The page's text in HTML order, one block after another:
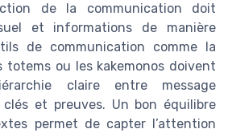
de la communication doit
et informations de manière
de communication comme la
totems ou les kakemonos doivent
claire entre message
clés et preuves. Un bon équilibre
permet de capter l’attention